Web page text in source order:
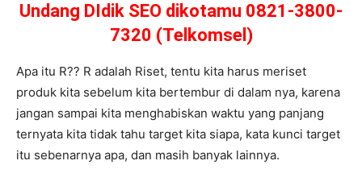
Undang DIdik SEO dikotamu 0821-3800-
7320 (Telkomsel)
Apa itu R?? R adalah Riset, tentu kita harus meriset
produk kita sebelum kita bertembur di dalam nya, karena
jangan sampai kita menghabiskan waktu yang panjang
ternyata kita tidak tahu target kita siapa, kata kunci target
itu sebenarnya apa, dan masih banyak lainnya.